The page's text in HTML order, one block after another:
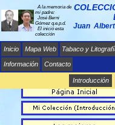
A la memoria de
mi padre:
José Berni
Gómez q.e.p.d.
El inició esta
colección
Juan
Inicio Mapa Web Tabaco y
Información Contacto
Introducción